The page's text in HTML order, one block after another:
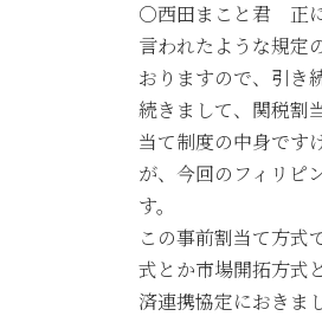
○西田まこと君 正に
言われたような規定
おりますので、引き
続きまして、関税割
当て制度の中身です
が、今回のフィリピ
す。
この事前割当て方式
式とか市場開拓方式
済連携協定におきま